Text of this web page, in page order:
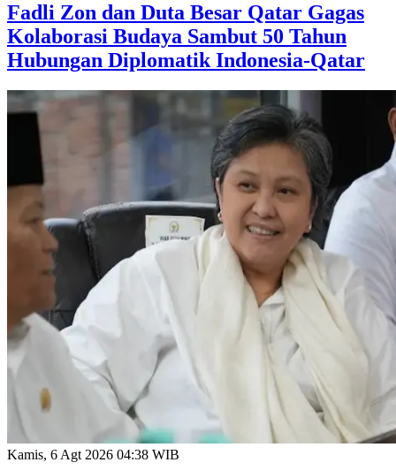
Fadli Zon dan Duta Besar Qatar Gagas
Kolaborasi Budaya Sambut 50 Tahun
Hubungan Diplomatik Indonesia-Qatar
Kamis, 6 Agt 2026 04:38 WIB